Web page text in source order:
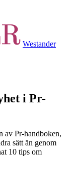
Westander
i Pr-
av Pr-handboken,
sätt än genom
10 tips om